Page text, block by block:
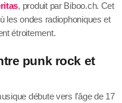
, produit par Biboo.ch. Cet
les ondes radiophoniques et
étroitement.
punk rock et
débute vers l’âge de 17